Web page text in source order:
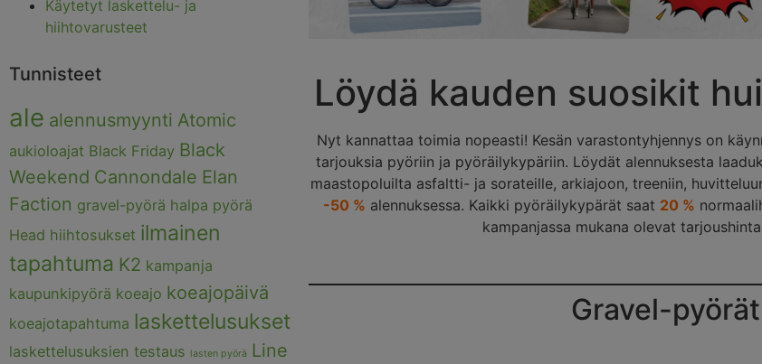
Käytetyt laskettelu- ja
hiihtovarusteet
Tunnisteet
ale alennusmyynti Atomic
aukioloajat Black Friday Black
Weekend Cannondale Elan
Faction gravel-pyörä halpa pyörä
Head hiihtosukset ilmainen
tapahtuma K2 kampanja
kaupunkipyörä koeajo koeajopäivä
koeajotapahtuma laskettelusukset
laskettelusuksien testaus lasten pyörä Line
Löydä kauden suosikit
Nyt kannattaa toimia nopeasti! Kesän varastontyhjennys on
tarjouksia pyöriin ja pyöräilykypäriin. Löydät alennuksesta
maastopoluilta asfaltti- ja sorateille, arkiajoon, treeniin,
-50 % alennuksessa. Kaikki pyöräilykypärät saat 20 %
kampanjassa mukana olevat
Gravel-pyörät